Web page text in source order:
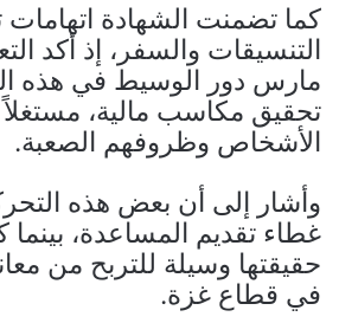
كما تضمنت الشهادة
التنسيقات والسفر، إذ أكد
مارس دور الوسيط في هذه
تحقيق مكاسب مالية،
الأشخاص وظروفهم الصعبة.
وأشار إلى أن بعض هذه
غطاء تقديم المساعدة،
حقيقتها وسيلة للتربح من
في قطاع غزة.